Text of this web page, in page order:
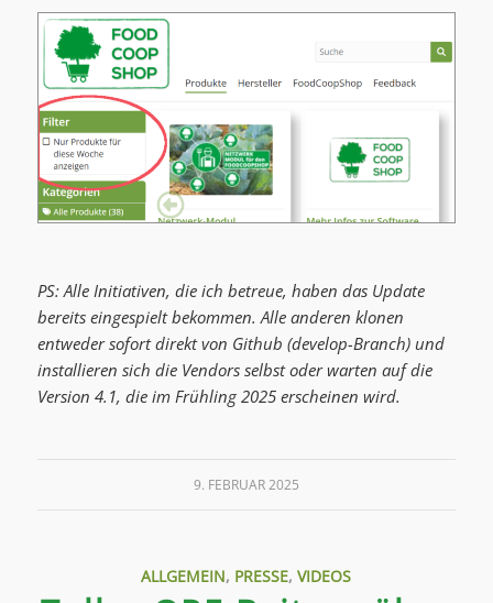
PS: Alle Initiativen, die ich betreue, haben das Update
bereits eingespielt bekommen. Alle anderen klonen
entweder sofort direkt von Github (develop-Branch) und
installieren sich die Vendors selbst oder warten auf die
Version 4.1, die im Frühling 2025 erscheinen wird.
9. FEBRUAR 2025
ALLGEMEIN, PRESSE,VIDEOS